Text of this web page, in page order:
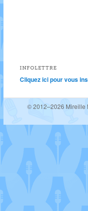
INFOLETTRE
Cliquez ici pour vous
© 2012–2026 Mireille